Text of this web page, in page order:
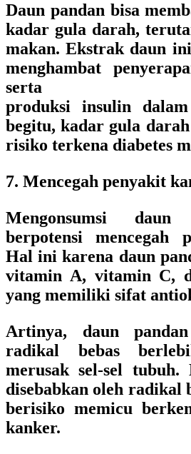
Daun pandan bisa
kadar gula darah,
makan. Ekstrak daun
menghambat
serta
produksi insulin
begitu, kadar gula
risiko terkena diabetes
7. Mencegah penyakit
Mengonsumsi
berpotensi mencegah
Hal ini karena daun
vitamin A, vitamin C,
yang memiliki sifat
Artinya, daun
radikal bebas
merusak sel-sel tubuh.
disebabkan oleh radikal
berisiko memicu
kanker.